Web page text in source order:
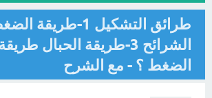
الشرائح 3-طريقة الحبال
الضغط ؟ - مع الشرح